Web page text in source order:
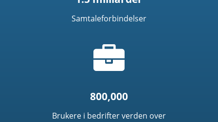
Samtaleforbindelser
Ikon
800,000
Brukere i bedrifter verden over